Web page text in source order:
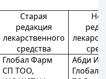
Старая
редакция
лекарственного
средства
Глобал Фарм
СП ТОО,
Абди
Глобал